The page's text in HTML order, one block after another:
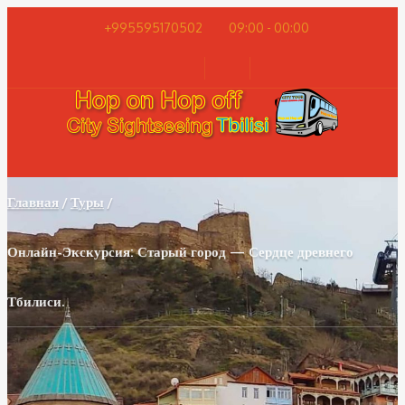
+995595170502 09:00 - 00:00
Главная Туры
Онлайн-Экскурсия: Старый город — Сердце древнего
Тбилиси.